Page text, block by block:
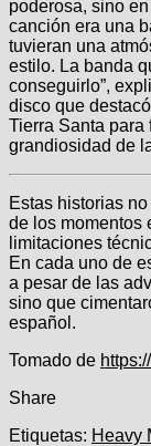
poderosa, sino
canción era una
tuvieran una
estilo. La banda
conseguirlo”,
disco que
Tierra Santa para
grandiosidad de
Estas historias
de los momentos
limitaciones
En cada uno de
a pesar de las
sino que
español.
de
entradas
Tomado de
Share
Etiquetas: Heavy